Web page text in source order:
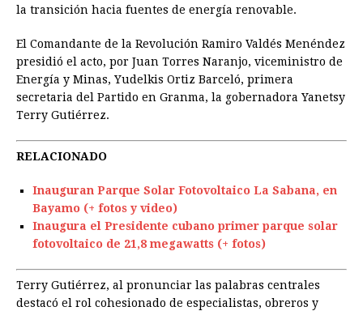
la transición hacia fuentes de energía renovable.
El Comandante de la Revolución Ramiro Valdés Menéndez
presidió el acto, por Juan Torres Naranjo, viceministro de
Energía y Minas, Yudelkis Ortiz Barceló, primera
secretaria del Partido en Granma, la gobernadora Yanetsy
Terry Gutiérrez.
RELACIONADO
Inauguran Parque Solar Fotovoltaico La Sabana, en
Bayamo (+ fotos y video)
Inaugura el Presidente cubano primer parque solar
fotovoltaico de 21,8 megawatts (+ fotos)
Terry Gutiérrez, al pronunciar las palabras centrales
destacó el rol cohesionado de especialistas, obreros y